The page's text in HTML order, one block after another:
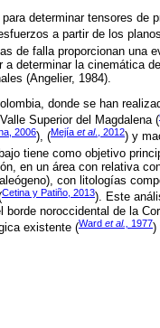
determinar tensores de
a partir de los
de falla proporcionan una
determinar la cinemática
(Angelier, 1984).
donde se han
Superior del Magdalena (
2006), (Mejía et al., 2012) y
tiene como objetivo
en un área con relativa
con litologías
Cetina y Patiño, 2013). Este
noroccidental de la
existente (Ward et al., 1977)